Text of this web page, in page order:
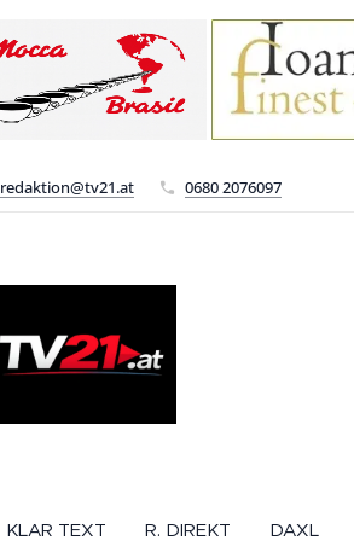
redaktion@tv21.at 0680 2076097
KLAR TEXT R. DIREKT DAXL